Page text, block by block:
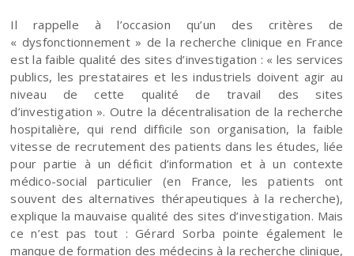
Il rappelle à l’occasion qu’un des critères de
« dysfonctionnement » de la recherche clinique en France
est la faible qualité des sites d’investigation : « les services
publics, les prestataires et les industriels doivent agir au
niveau de cette qualité de travail des sites
d’investigation ». Outre la décentralisation de la recherche
hospitalière, qui rend difficile son organisation, la faible
vitesse de recrutement des patients dans les études, liée
pour partie à un déficit d’information et à un contexte
médico-social particulier (en France, les patients ont
souvent des alternatives thérapeutiques à la recherche),
explique la mauvaise qualité des sites d’investigation. Mais
ce n’est pas tout : Gérard Sorba pointe également le
manque de formation des médecins à la recherche clinique,